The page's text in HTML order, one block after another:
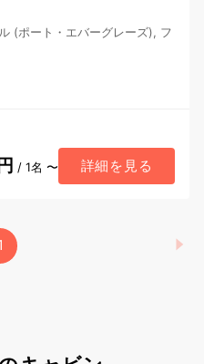
(ポート・エバーグレーズ), フ
/ 1名 〜 詳細を見る